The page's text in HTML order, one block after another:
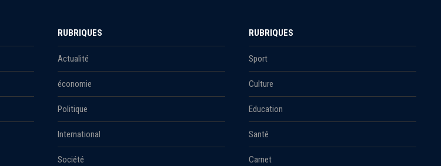
RUBRIQUES
Actualité
économie
Politique
International
Société
RUBRIQUES
Sport
Culture
Education
Santé
Carnet